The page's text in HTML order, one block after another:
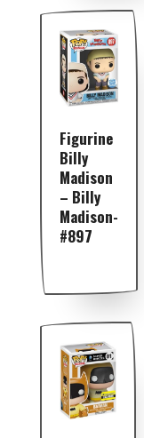
Figurine
Billy
Madison
– Billy
Madison-
#897